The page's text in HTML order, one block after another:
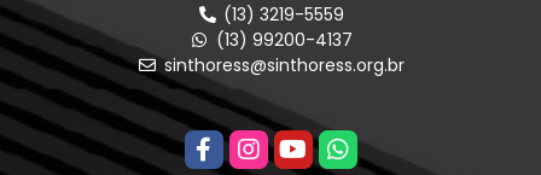
(13) 3219-5559
(13) 99200-4137
sinthoress@sinthoress.org.br